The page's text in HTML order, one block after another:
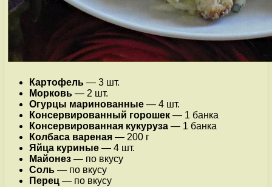
Картофель — 3 шт.
Морковь — 2 шт.
Огурцы маринованные — 4 шт.
Консервированный горошек — 1 банка
Консервированная кукуруза — 1 банка
Колбаса вареная — 200 г
Яйца куриные — 4 шт.
Майонез — по вкусу
Соль — по вкусу
Перец — по вкусу